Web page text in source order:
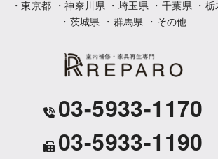
・東京都 ・神奈川県 ・埼玉県 ・千葉県 ・栃
・茨城県 ・群馬県 ・その他
03-5933-1170
03-5933-1190